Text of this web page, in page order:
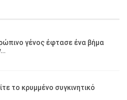
γένος έφτασε ένα βήμα
το κρυμμένο συγκινητικό